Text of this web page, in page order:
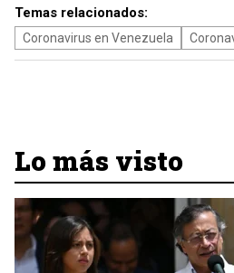
Temas relacionados:
Coronavirus en Venezuela
Lo más visto